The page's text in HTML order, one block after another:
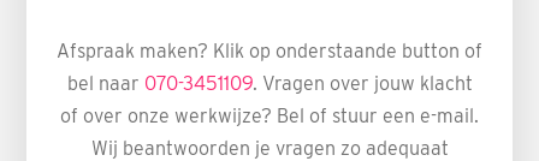
Afspraak maken? Klik op onderstaande button of
bel naar 070-3451109. Vragen over jouw klacht
of over onze werkwijze? Bel of stuur een e-mail.
Wij beantwoorden je vragen zo adequaat